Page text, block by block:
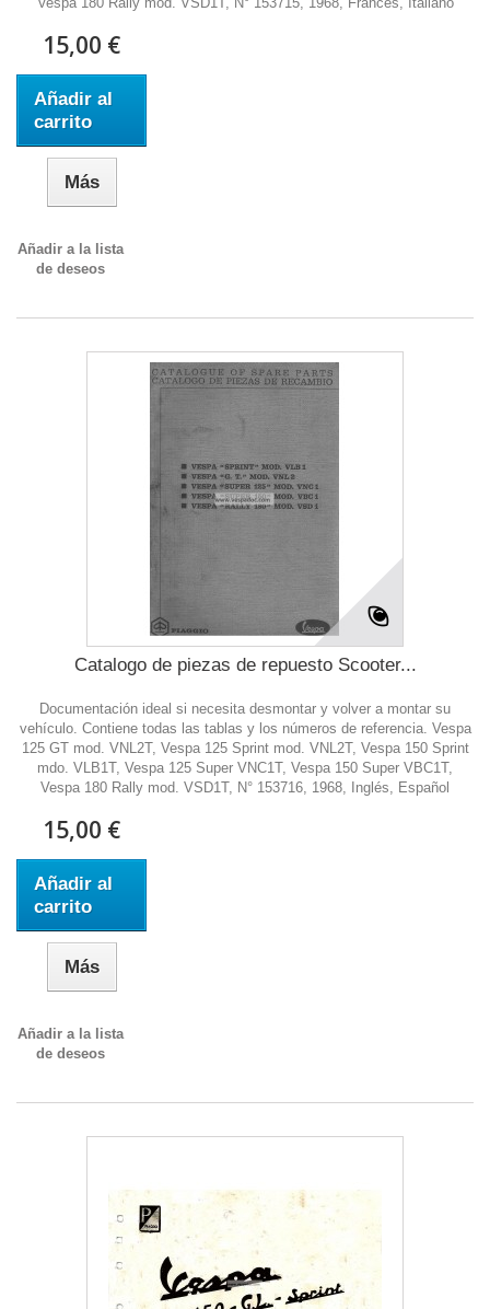
15,00 €
Añadir al
carrito
Más
Añadir a la lista
de deseos
Catalogo de piezas de repuesto Scooter...
Documentación ideal si necesita desmontar y volver a montar su
vehículo. Contiene todas las tablas y los números de referencia. Vespa
125 GT mod. VNL2T, Vespa 125 Sprint mod. VNL2T, Vespa 150 Sprint
mdo. VLB1T, Vespa 125 Super VNC1T, Vespa 150 Super VBC1T,
Vespa 180 Rally mod. VSD1T, N° 153716, 1968, Inglés, Español
15,00 €
Añadir al
carrito
Más
Añadir a la lista
de deseos